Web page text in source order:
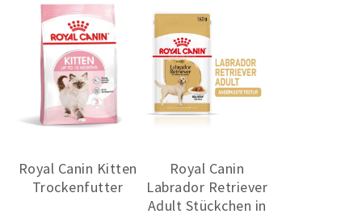
Royal Canin Kitten
Trockenfutter
Royal Canin
Labrador Retriever
Adult Stückchen in